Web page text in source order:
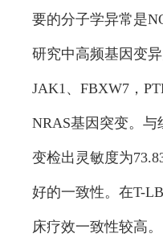
要的分子学异常是
研究中高频基因变
JAK1、FBXW7，
NRAS基因突变。
变检出灵敏度为
好的一致性。在T-
床疗效一致性较高。